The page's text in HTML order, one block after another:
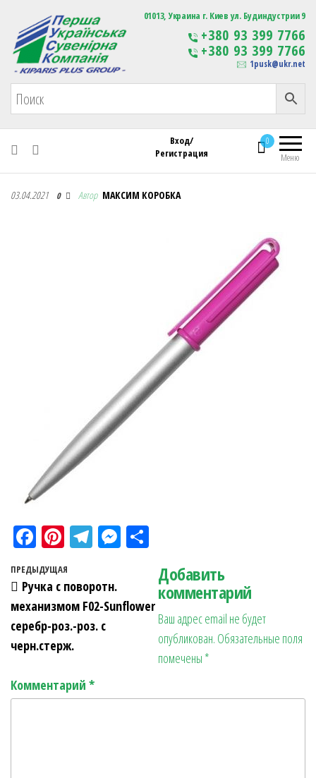
Первая Украинская Сувенирная Компания Изготовление
сувенирной продукции
с логотипом
01013, Украина г. Киев ул. Будиндустрии 9
+380 93 399 7766
+380 93 399 7766
1pusk@ukr.net
Меню
0
Вход/
Регистрация
Первая Украинская Сувенирная Компания
03.04.2021 0 Автор МАКСИМ КОРОБКА
Fa
ce
bo
ok
Pi
nt
er
es
t
Te
gr
a
m
M
n
ра
в
ит
ь
Навигация по записям
Предыдущая запись
ПРЕДЫДУЩАЯ
Ручка с поворотн.
механизмом F02-Sunflower
серебр-роз.-роз. с
черн.стерж.
Добавить
комментарий
Ваш адрес email не будет
опубликован. Обязательные поля
помечены *
Комментарий *